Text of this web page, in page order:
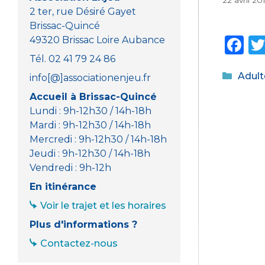
F
c
2 ter, rue Désiré Gayet
Brissac-Quincé
49320 Brissac Loire Aubance
Tél. 02 41 79 24 86
info[@]associationenjeu.fr
Accueil à Brissac-Quincé
Lundi : 9h-12h30 / 14h-18h
Mardi : 9h-12h30 / 14h-18h
Mercredi : 9h-12h30 / 14h-18h
Jeudi : 9h-12h30 / 14h-18h
Vendredi : 9h-12h
En itinérance
Voir le trajet et les horaires
Plus d'informations ?
Contactez-nous